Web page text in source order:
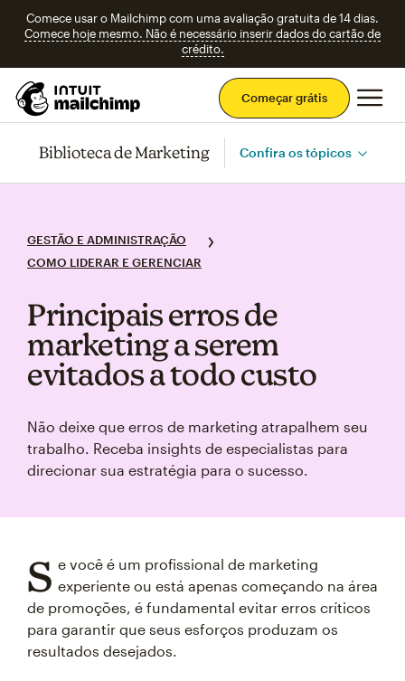
Comece usar o Mailchimp com uma avaliação gratuita de 14 dias.
Comece hoje mesmo. Não é necessário inserir dados do cartão de
crédito.
Começar grátis
Biblioteca de Marketing Confira os tópicos
GESTÃO E ADMINISTRAÇÃO
COMO LIDERAR E GERENCIAR
Principais erros de
marketing a serem
evitados a todo custo
Não deixe que erros de marketing atrapalhem seu
trabalho. Receba insights de especialistas para
direcionar sua estratégia para o sucesso.
S e você é um profissional de marketing
experiente ou está apenas começando na área
de promoções, é fundamental evitar erros críticos
para garantir que seus esforços produzam os
resultados desejados.